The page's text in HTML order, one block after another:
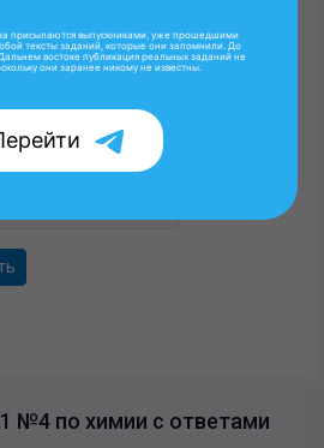
№4 по химии с ответами
присылаются выпускниками, уже прошедшими
тексты заданий, которые они запомнили. До
востоке публикация реальных заданий не
они заранее никому не известны.